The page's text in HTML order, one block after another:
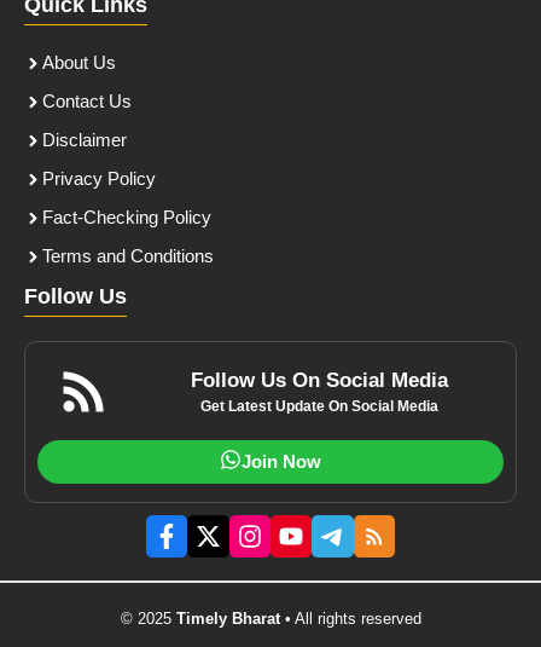
Quick Links
About Us
Contact Us
Disclaimer
Privacy Policy
Fact-Checking Policy
Terms and Conditions
Follow Us
Follow Us On Social Media
Get Latest Update On Social Media
Join Now
© 2025 Timely Bharat• All rights reserved